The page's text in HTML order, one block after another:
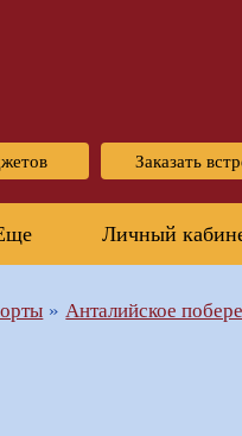
Заказать
Личный
Анталийское